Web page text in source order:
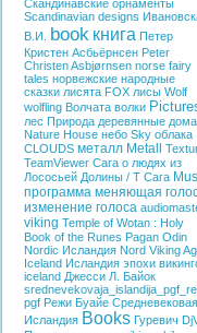
Скандинавские орнаменты
Scandinavian designs
В.И.
book книга Петер
Кристен Асбьёрнсен Peter
Christen Asbjørnsen norse fairy
tales норвежские народные
сказки лисята FOX лисы Wolf
wolfling Волчата волки
лес Природа деревянные дома
Nature House небо Sky облака
CLOUDS металл Metall
TeamViewer Сага о людях из
Лососьей Долины / T Сага
программа меняющая
изменение голоса
viking Temple of Wotan : Holy
Book of the Runes Pagan Odin
Nordic Исландия Nord Viking
Iceland Исландия эпохи
iceland Джесси Л. Байок
pgf Режи Буайе Средневековая
Исландия Books Гуревич